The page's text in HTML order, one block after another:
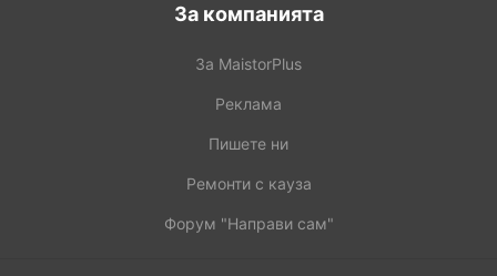
За компанията
За MaistorPlus
Реклама
Пишете ни
Ремонти с кауза
Форум "Направи сам"